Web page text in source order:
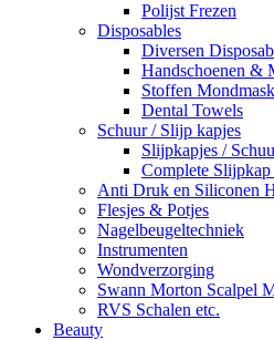
Polijst Frezen
Disposables
Diversen
Handschoenen &
Stoffen
Dental Towels
Schuur / Slijp kapjes
Slijpkapjes /
Complete Slijpkap
Anti Druk en Siliconen
Flesjes & Potjes
Nagelbeugeltechniek
Instrumenten
Wondverzorging
Swann Morton Scalpel
RVS Schalen etc.
Beauty